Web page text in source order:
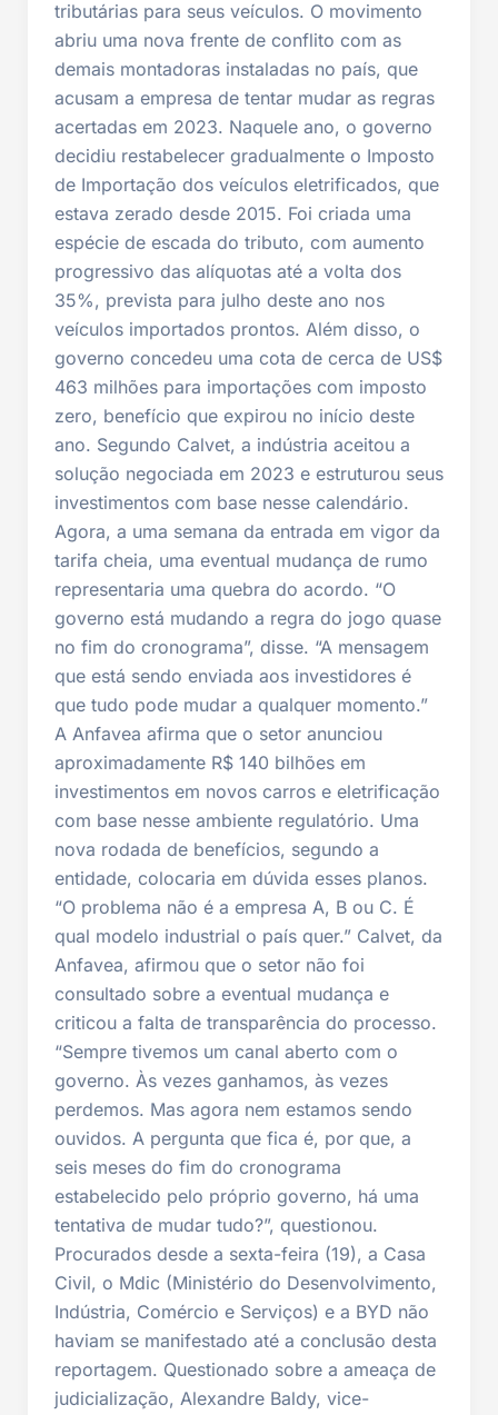
tributárias para seus veículos. O movimento
abriu uma nova frente de conflito com as
demais montadoras instaladas no país, que
acusam a empresa de tentar mudar as regras
acertadas em 2023. Naquele ano, o governo
decidiu restabelecer gradualmente o Imposto
de Importação dos veículos eletrificados, que
estava zerado desde 2015. Foi criada uma
espécie de escada do tributo, com aumento
progressivo das alíquotas até a volta dos
35%, prevista para julho deste ano nos
veículos importados prontos. Além disso, o
governo concedeu uma cota de cerca de US$
463 milhões para importações com imposto
zero, benefício que expirou no início deste
ano. Segundo Calvet, a indústria aceitou a
solução negociada em 2023 e estruturou seus
investimentos com base nesse calendário.
Agora, a uma semana da entrada em vigor da
tarifa cheia, uma eventual mudança de rumo
representaria uma quebra do acordo. “O
governo está mudando a regra do jogo quase
no fim do cronograma”, disse. “A mensagem
que está sendo enviada aos investidores é
que tudo pode mudar a qualquer momento.”
A Anfavea afirma que o setor anunciou
aproximadamente R$ 140 bilhões em
investimentos em novos carros e eletrificação
com base nesse ambiente regulatório. Uma
nova rodada de benefícios, segundo a
entidade, colocaria em dúvida esses planos.
“O problema não é a empresa A, B ou C. É
qual modelo industrial o país quer.” Calvet, da
Anfavea, afirmou que o setor não foi
consultado sobre a eventual mudança e
criticou a falta de transparência do processo.
“Sempre tivemos um canal aberto com o
governo. Às vezes ganhamos, às vezes
perdemos. Mas agora nem estamos sendo
ouvidos. A pergunta que fica é, por que, a
seis meses do fim do cronograma
estabelecido pelo próprio governo, há uma
tentativa de mudar tudo?”, questionou.
Procurados desde a sexta-feira (19), a Casa
Civil, o Mdic (Ministério do Desenvolvimento,
Indústria, Comércio e Serviços) e a BYD não
haviam se manifestado até a conclusão desta
reportagem. Questionado sobre a ameaça de
judicialização, Alexandre Baldy, vice-